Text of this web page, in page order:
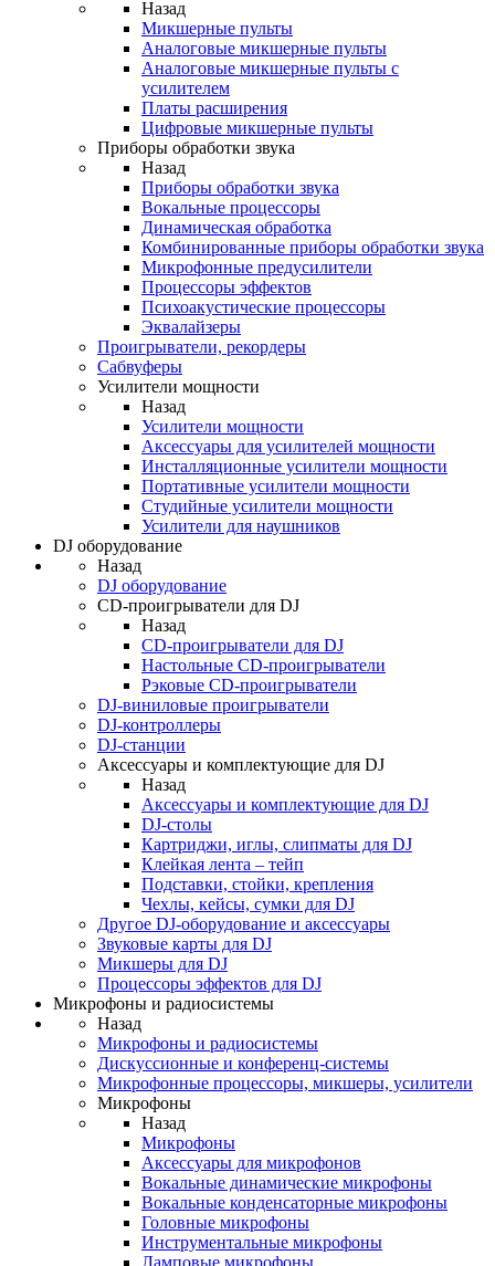
Назад
Микшерные пульты
Аналоговые микшерные пульты
Аналоговые микшерные пульты с
усилителем
Платы расширения
Цифровые микшерные пульты
Приборы обработки звука
Назад
Приборы обработки звука
Вокальные процессоры
Динамическая обработка
Комбинированные приборы обработки звука
Микрофонные предусилители
Процессоры эффектов
Психоакустические процессоры
Эквалайзеры
Проигрыватели, рекордеры
Сабвуферы
Усилители мощности
Назад
Усилители мощности
Аксессуары для усилителей мощности
Инсталляционные усилители мощности
Портативные усилители мощности
Студийные усилители мощности
Усилители для наушников
DJ оборудование
Назад
DJ оборудование
CD-проигрыватели для DJ
Назад
CD-проигрыватели для DJ
Настольные CD-проигрыватели
Рэковые CD-проигрыватели
DJ-виниловые проигрыватели
DJ-контроллеры
DJ-станции
Аксессуары и комплектующие для DJ
Назад
Аксессуары и комплектующие для DJ
DJ-столы
Картриджи, иглы, слипматы для DJ
Клейкая лента – тейп
Подставки, стойки, крепления
Чехлы, кейсы, сумки для DJ
Другое DJ-оборудование и аксессуары
Звуковые карты для DJ
Микшеры для DJ
Процессоры эффектов для DJ
Микрофоны и радиосистемы
Назад
Микрофоны и радиосистемы
Дискуссионные и конференц-системы
Микрофонные процессоры, микшеры, усилители
Микрофоны
Назад
Микрофоны
Аксессуары для микрофонов
Вокальные динамические микрофоны
Вокальные конденсаторные микрофоны
Головные микрофоны
Инструментальные микрофоны
Ламповые микрофоны